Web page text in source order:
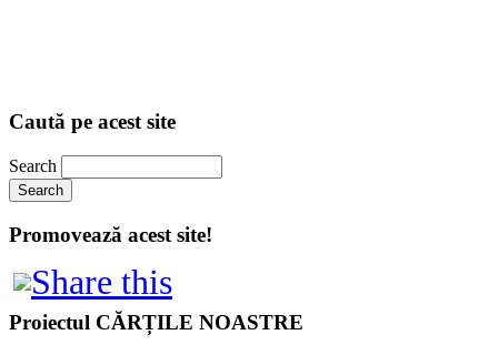
Caută pe acest site
Search
Promovează acest site!
Proiectul CĂRȚILE NOASTRE